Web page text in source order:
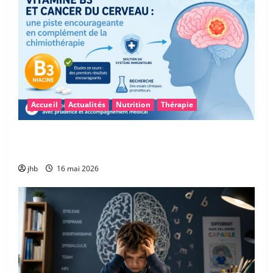
Accueil Actualités Nutrition Thérapie
jhb 16 mai 2026